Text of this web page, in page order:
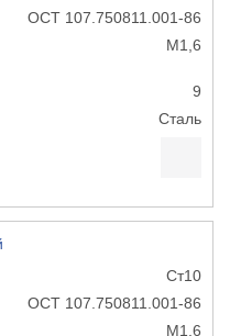
ОСТ 107.750811.001-86
М1,6
9
Сталь
Ст10
ОСТ 107.750811.001-86
М1,6